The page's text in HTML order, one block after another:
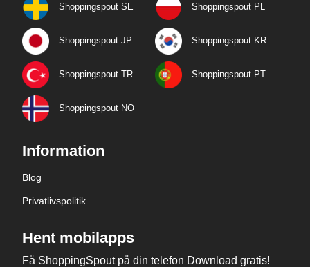
Shoppingspout SE Shoppingspout PL
Shoppingspout JP Shoppingspout KR
Shoppingspout TR Shoppingspout PT
Shoppingspout NO
Information
Blog
Privatlivspolitik
Hent mobilapps
Få ShoppingSpout på din telefon Download gratis!